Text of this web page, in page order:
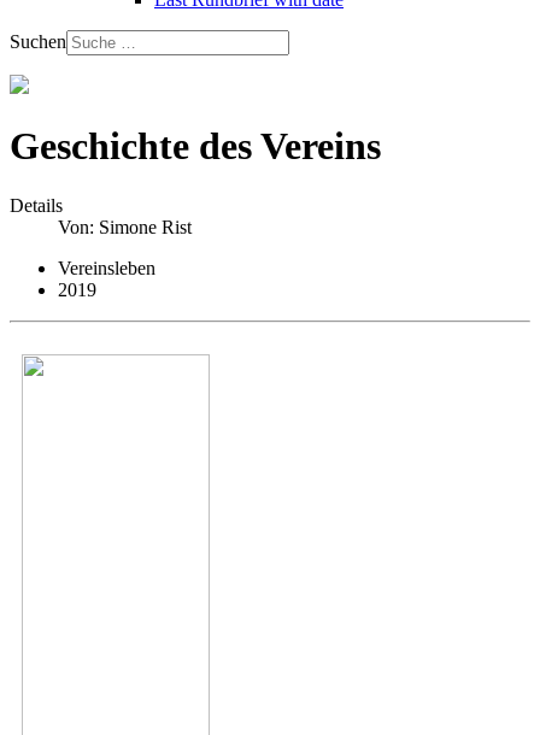
Suchen
Geschichte des Vereins
Details
Von: Simone Rist
Vereinsleben
2019